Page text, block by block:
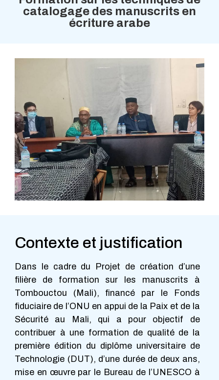
catalogage des manuscrits en
écriture arabe
Contexte et justification
Dans le cadre du Projet de création d’une
filière de formation sur les manuscrits à
Tombouctou (Mali), financé par le Fonds
fiduciaire de l’ONU en appui de la Paix et de la
Sécurité au Mali, qui a pour objectif de
contribuer à une formation de qualité de la
première édition du diplôme universitaire de
Technologie (DUT), d’une durée de deux ans,
mise en œuvre par le Bureau de l’UNESCO à